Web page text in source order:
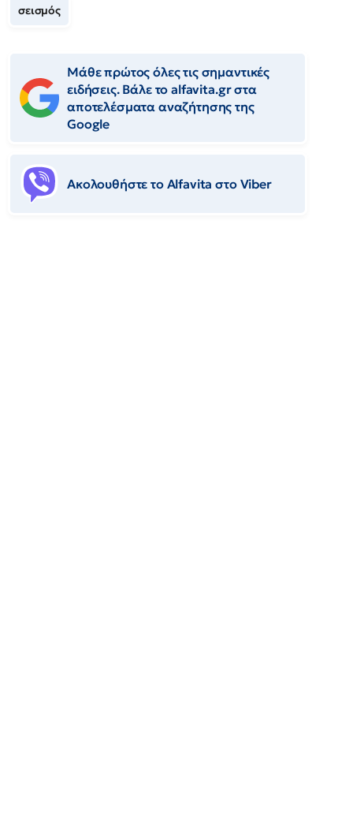
σεισμός
Μάθε πρώτος όλες τις σημαντικές
ειδήσεις. Βάλε το alfavita.gr στα
αποτελέσματα αναζήτησης της
Google
Ακολουθήστε το Αlfavita στο Viber